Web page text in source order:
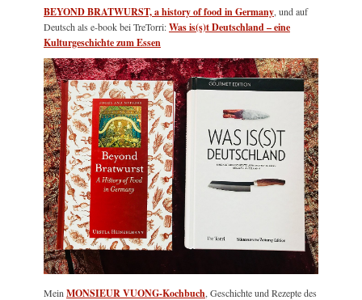
BEYOND BRATWURST, a history of food in Germany, und auf
Deutsch als e-book bei TreTorri:Was is(s)t Deutschland – eine
Kulturgeschichte zum Essen
MeinMONSIEUR VUONG-Kochbuch, Geschichte und Rezepte des